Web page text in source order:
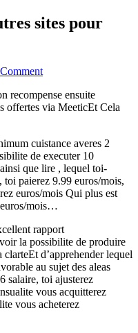
sites pour
recompense ensuite
offertes via MeeticEt Cela
cuistance averes 2
de executer 10
que lire , lequel toi-
paierez 9.99 euros/mois,
euros/mois Qui plus est
mois…
rapport
la possibilite de produire
d’apprehender lequel
au sujet des aleas
salaire, toi ajusterez
vous acquitterez
vous acheterez